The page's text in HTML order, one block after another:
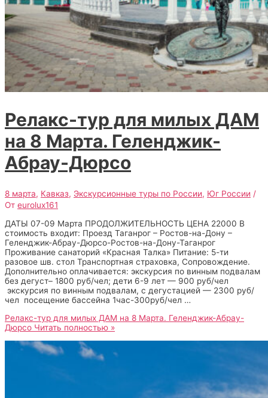
Релакс-тур для милых ДАМ
на 8 Марта. Геленджик-
Абрау-Дюрсо
8 марта, Кавказ, Экскурсионные туры по России, Юг России /
От eurolux161
ДАТЫ 07-09 Марта ПРОДОЛЖИТЕЛЬНОСТЬ ЦЕНА 22000 В
стоимость входит: Проезд Таганрог – Ростов-на-Дону –
Геленджик-Абрау-Дюрсо-Ростов-на-Дону-Таганрог
Проживание санаторий «Красная Талка» Питание: 5-ти
разовое шв. стол Транспортная страховка, Сопровождение.
Дополнительно оплачивается: экскурсия по винным подвалам
без дегуст– 1800 руб/чел; дети 6-9 лет — 900 руб/чел
экскурсия по винным подвалам, с дегустацией — 2300 руб/
чел посещение бассейна 1час-300руб/чел …
Релакс-тур для милых ДАМ на 8 Марта. Геленджик-Абрау-
Дюрсо Читать полностью »